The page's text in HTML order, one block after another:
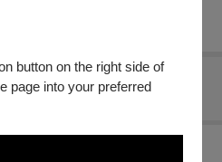
button on the right side of
page into your preferred
售場次